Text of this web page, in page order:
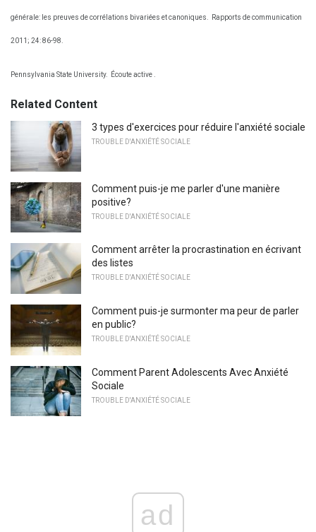
générale: les preuves de corrélations bivariées et canoniques. Rapports de communication
2011; 24: 86-98.
Pennsylvania State University. Écoute active .
Related Content
3 types d'exercices pour réduire l'anxiété sociale
TROUBLE D'ANXIÉTÉ SOCIALE
Comment puis-je me parler d'une manière
positive?
TROUBLE D'ANXIÉTÉ SOCIALE
Comment arrêter la procrastination en écrivant
des listes
TROUBLE D'ANXIÉTÉ SOCIALE
Comment puis-je surmonter ma peur de parler
en public?
TROUBLE D'ANXIÉTÉ SOCIALE
Comment Parent Adolescents Avec Anxiété
Sociale
TROUBLE D'ANXIÉTÉ SOCIALE
ad